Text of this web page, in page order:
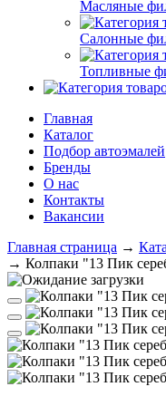
Масляные
Салонные
Топливные
Главная
Каталог
Подбор автоэмалей
Бренды
О нас
Контакты
Вакансии
Главная страница →
→ Колпаки "13 Пик